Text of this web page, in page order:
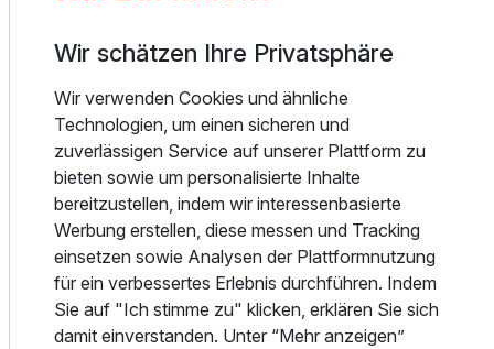
neuen Wellnessbereich mit Innenpool, Sauna, Dampfbad,
Eisbrunnen, Wärmebank, Kneippbäder und gemütlichem
Panorama-Ruhebereich mit Aussichtsterrasse zu
entspannen.
Parken Sie Ihr Fahrzeug auf kostenfreien Parkplätzen in
unmittelbarer Nähe zum Hotel oder in der Tiefgarage
(kostenpflichtig).
Die Altstadt mit ihren vielen Geschäften, Boutiquen,
gemütlichen Cafes, Bars & Weinlokalen sowie die
unzähligen Sehenswürdigkeiten erreichen Sie bequem in
Wir schätzen Ihre Privatsphäre
Wir verwenden Cookies und ähnliche
Technologien, um einen sicheren und
zuverlässigen Service auf unserer Plattform zu
bieten sowie um personalisierte Inhalte
bereitzustellen, indem wir interessenbasierte
Werbung erstellen, diese messen und Tracking
einsetzen sowie Analysen der Plattformnutzung
für ein verbessertes Erlebnis durchführen. Indem
Sie auf "Ich stimme zu" klicken, erklären Sie sich
damit einverstanden. Unter “Mehr anzeigen”